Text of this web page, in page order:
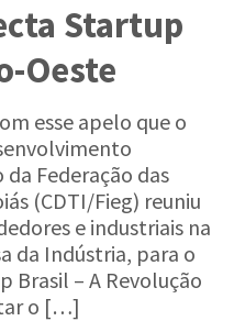
Startup
Oeste
esse apelo que o
Federação das
(CDTI/Fieg) reuniu
e industriais na
da Indústria, para o
Brasil – A Revolução
o […]